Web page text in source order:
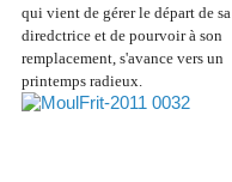
qui vient de gérer le départ de sa
diredctrice et de pourvoir à son
remplacement, s'avance vers un
printemps radieux.